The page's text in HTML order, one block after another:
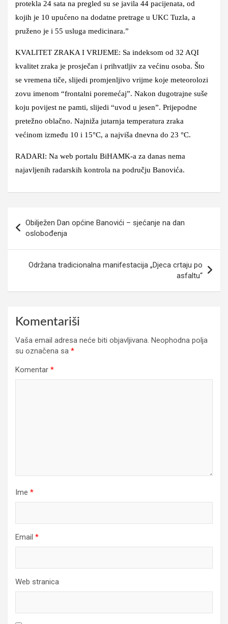
protekla 24 sata na pregled su se javila 44 pacijenata, od
kojih je 10 upućeno na dodatne pretrage u UKC Tuzla, a
pruženo je i 55 usluga medicinara.”
KVALITET ZRAKA I VRIJEME: Sa indeksom od 32 AQI
kvalitet zraka je prosječan i prihvatljiv za većinu osoba. Što
se vremena tiče, slijedi promjenljivo vrijme koje meteorolozi
zovu imenom “frontalni poremećaj”. Nakon dugotrajne suše
koju povijest ne pamti, slijedi “uvod u jesen”. Prijepodne
pretežno oblačno. Najniža jutarnja temperatura zraka
većinom između 10 i 15°C, a najviša dnevna do 23 °C.
RADARI: Na web portalu BiHAMK-a za danas nema
najavljenih radarskih kontrola na području Banovića.
članaka
Obilježen Dan općine Banovići – sjećanje na dan
oslobođenja
Održana tradicionalna manifestacija „Djeca crtaju po
asfaltu“
Komentariši
Vaša email adresa neće biti objavljivana. Neophodna polja
su označena sa *
Komentar *
Ime *
Email *
Web stranica